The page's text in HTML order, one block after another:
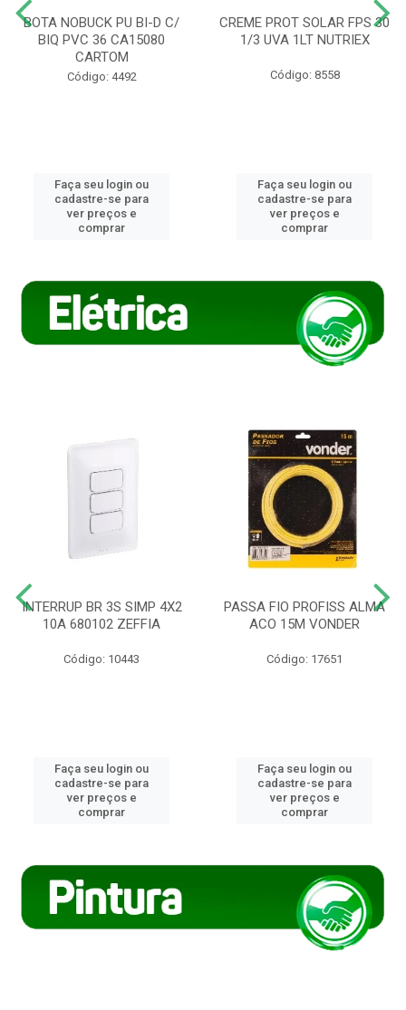
BOTA NOBUCK PU BI-D C/
BIQ PVC 36 CA15080
CARTOM
Código: 4492
Faça seu login ou
cadastre-se para
ver preços e
comprar
CREME PROT SOLAR FPS 30
1/3 UVA 1LT NUTRIEX
Código: 8558
Faça seu login ou
cadastre-se para
ver preços e
comprar
INTERRUP BR 3S SIMP 4X2
10A 680102 ZEFFIA
Código: 10443
Faça seu login ou
cadastre-se para
ver preços e
comprar
PASSA FIO PROFISS ALMA
ACO 15M VONDER
Código: 17651
Faça seu login ou
cadastre-se para
ver preços e
comprar